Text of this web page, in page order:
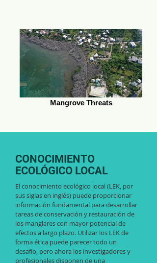
Mangrove Threats
El conocimiento ecológico local (LEK, por
sus siglas en inglés) puede proporcionar
información fundamental para desarrollar
tareas de conservación y restauración de
los manglares con mayor potencial de
efectos a largo plazo. Utilizar los LEK de
forma ética puede parecer todo un
desafío, pero ahora los investigadores y
profesionales disponen de una
CONOCIMIENTO
ECOLÓGICO LOCAL